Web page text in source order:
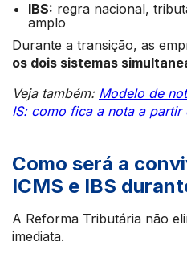
IBS: regra nacional,
amplo
Durante a transição, as
os dois sistemas
Veja também: Modelo de
IS: como fica a nota a partir
Como será a
ICMS e IBS
A Reforma Tributária não
imediata.